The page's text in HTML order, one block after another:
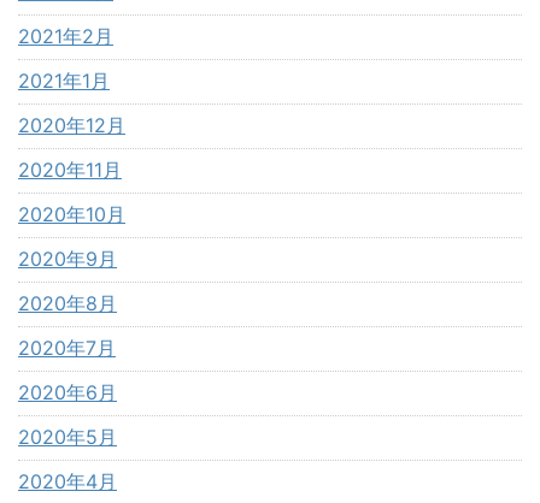
2021年2月
2021年1月
2020年12月
2020年11月
2020年10月
2020年9月
2020年8月
2020年7月
2020年6月
2020年5月
2020年4月